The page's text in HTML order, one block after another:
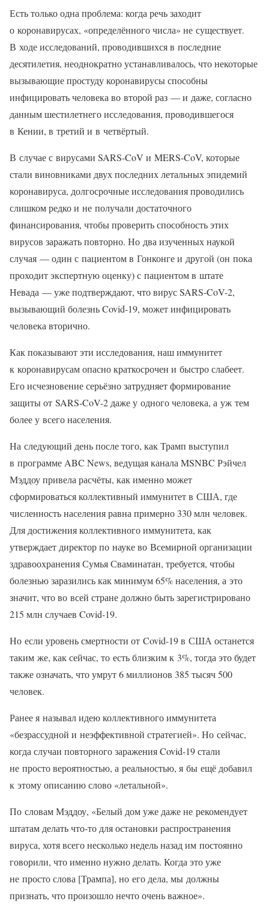
Есть только одна проблема: когда речь заходит
о коронавирусах, «определённого числа» не существует.
В ходе исследований, проводившихся в последние
десятилетия, неоднократно устанавливалось, что некоторые
вызывающие простуду коронавирусы способны
инфицировать человека во второй раз — и даже, согласно
данным шестилетнего исследования, проводившегося
в Кении, в третий и в четвёртый.
В случае с вирусами SARS-CoV и MERS-CoV, которые
стали виновниками двух последних летальных эпидемий
коронавируса, долгосрочные исследования проводились
слишком редко и не получали достаточного
финансирования, чтобы проверить способность этих
вирусов заражать повторно. Но два изученных наукой
случая — один с пациентом в Гонконге и другой (он пока
проходит экспертную оценку) с пациентом в штате
Невада — уже подтверждают, что вирус SARS-CoV-2,
вызывающий болезнь Covid-19, может инфицировать
человека вторично.
Как показывают эти исследования, наш иммунитет
к коронавирусам опасно краткосрочен и быстро слабеет.
Его исчезновение серьёзно затрудняет формирование
защиты от SARS-CoV-2 даже у одного человека, а уж тем
более у всего населения.
На следующий день после того, как Трамп выступил
в программе ABC News, ведущая канала MSNBC Рэйчел
Мэддоу привела расчёты, как именно может
сформироваться коллективный иммунитет в США, где
численность населения равна примерно 330 млн человек.
Для достижения коллективного иммунитета, как
утверждает директор по науке во Всемирной организации
здравоохранения Сумья Сваминатан, требуется, чтобы
болезнью заразились как минимум 65% населения, а это
значит, что во всей стране должно быть зарегистрировано
215 млн случаев Covid-19.
Но если уровень смертности от Covid-19 в США останется
таким же, как сейчас, то есть близким к 3%, тогда это будет
также означать, что умрут 6 миллионов 385 тысяч 500
человек.
Ранее я называл идею коллективного иммунитета
«безрассудной и неэффективной стратегией». Но сейчас,
когда случаи повторного заражения Covid-19 стали
не просто вероятностью, а реальностью, я бы ещё добавил
к этому описанию слово «летальной».
По словам Мэддоу, «Белый дом уже даже не рекомендует
штатам делать что-то для остановки распространения
вируса, хотя всего несколько недель назад им постоянно
говорили, что именно нужно делать. Когда это уже
не просто слова [Трампа], но его дела, мы должны
признать, что произошло нечто очень важное».